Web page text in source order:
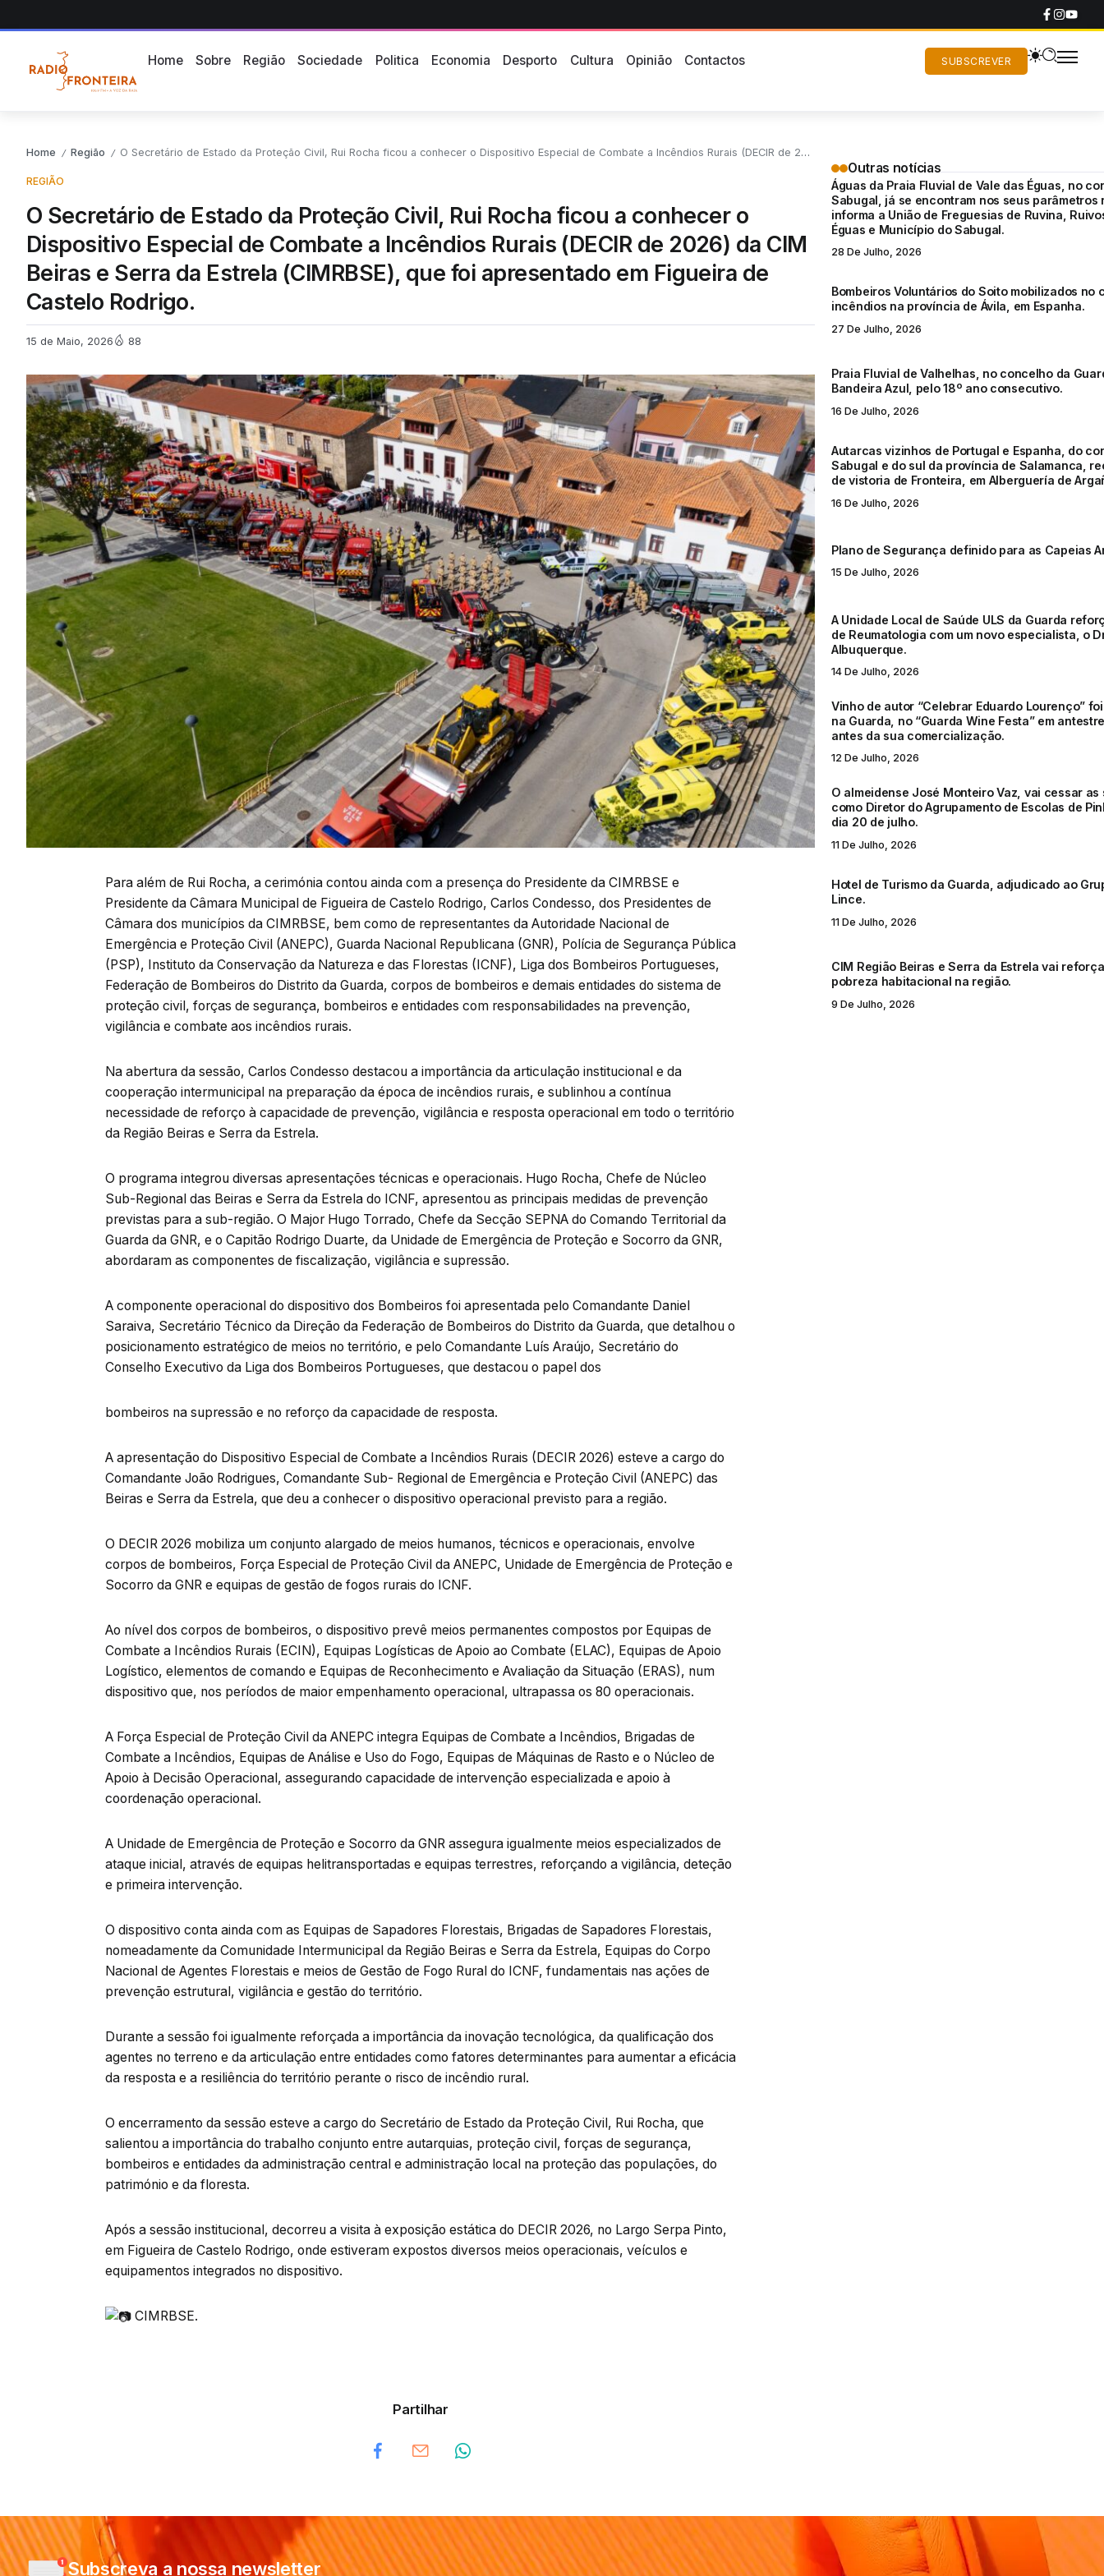
Home Sobre Região Sociedade Politica Economia Desporto Cultura Opinião Contactos SUBSCREVER
Home / Região / O Secretário de Estado da Proteção Civil, Rui Rocha ficou a conhecer o Dispositivo Especial de Combate a Incêndios Rurais (DECIR de 2026) da CIM Beiras e Serra da Estrela (CIMRBSE), que foi apresentado em Figueira de Castelo Rodrigo.
REGIÃO
O Secretário de Estado da Proteção Civil, Rui Rocha ficou a conhecer o
Dispositivo Especial de Combate a Incêndios Rurais (DECIR de 2026) da CIM
Beiras e Serra da Estrela (CIMRBSE), que foi apresentado em Figueira de
Castelo Rodrigo.
15 de Maio, 2026 88
Para além de Rui Rocha, a cerimónia contou ainda com a presença do Presidente da CIMRBSE e
Presidente da Câmara Municipal de Figueira de Castelo Rodrigo, Carlos Condesso, dos Presidentes de
Câmara dos municípios da CIMRBSE, bem como de representantes da Autoridade Nacional de
Emergência e Proteção Civil (ANEPC), Guarda Nacional Republicana (GNR), Polícia de Segurança Pública
(PSP), Instituto da Conservação da Natureza e das Florestas (ICNF), Liga dos Bombeiros Portugueses,
Federação de Bombeiros do Distrito da Guarda, corpos de bombeiros e demais entidades do sistema de
proteção civil, forças de segurança, bombeiros e entidades com responsabilidades na prevenção,
vigilância e combate aos incêndios rurais.
Na abertura da sessão, Carlos Condesso destacou a importância da articulação institucional e da
cooperação intermunicipal na preparação da época de incêndios rurais, e sublinhou a contínua
necessidade de reforço à capacidade de prevenção, vigilância e resposta operacional em todo o território
da Região Beiras e Serra da Estrela.
O programa integrou diversas apresentações técnicas e operacionais. Hugo Rocha, Chefe de Núcleo
Sub-Regional das Beiras e Serra da Estrela do ICNF, apresentou as principais medidas de prevenção
previstas para a sub-região. O Major Hugo Torrado, Chefe da Secção SEPNA do Comando Territorial da
Guarda da GNR, e o Capitão Rodrigo Duarte, da Unidade de Emergência de Proteção e Socorro da GNR,
abordaram as componentes de fiscalização, vigilância e supressão.
A componente operacional do dispositivo dos Bombeiros foi apresentada pelo Comandante Daniel
Saraiva, Secretário Técnico da Direção da Federação de Bombeiros do Distrito da Guarda, que detalhou o
posicionamento estratégico de meios no território, e pelo Comandante Luís Araújo, Secretário do
Conselho Executivo da Liga dos Bombeiros Portugueses, que destacou o papel dos
bombeiros na supressão e no reforço da capacidade de resposta.
A apresentação do Dispositivo Especial de Combate a Incêndios Rurais (DECIR 2026) esteve a cargo do
Comandante João Rodrigues, Comandante Sub- Regional de Emergência e Proteção Civil (ANEPC) das
Beiras e Serra da Estrela, que deu a conhecer o dispositivo operacional previsto para a região.
O DECIR 2026 mobiliza um conjunto alargado de meios humanos, técnicos e operacionais, envolve
corpos de bombeiros, Força Especial de Proteção Civil da ANEPC, Unidade de Emergência de Proteção e
Socorro da GNR e equipas de gestão de fogos rurais do ICNF.
Ao nível dos corpos de bombeiros, o dispositivo prevê meios permanentes compostos por Equipas de
Combate a Incêndios Rurais (ECIN), Equipas Logísticas de Apoio ao Combate (ELAC), Equipas de Apoio
Logístico, elementos de comando e Equipas de Reconhecimento e Avaliação da Situação (ERAS), num
dispositivo que, nos períodos de maior empenhamento operacional, ultrapassa os 80 operacionais.
A Força Especial de Proteção Civil da ANEPC integra Equipas de Combate a Incêndios, Brigadas de
Combate a Incêndios, Equipas de Análise e Uso do Fogo, Equipas de Máquinas de Rasto e o Núcleo de
Apoio à Decisão Operacional, assegurando capacidade de intervenção especializada e apoio à
coordenação operacional.
A Unidade de Emergência de Proteção e Socorro da GNR assegura igualmente meios especializados de
ataque inicial, através de equipas helitransportadas e equipas terrestres, reforçando a vigilância, deteção
e primeira intervenção.
O dispositivo conta ainda com as Equipas de Sapadores Florestais, Brigadas de Sapadores Florestais,
nomeadamente da Comunidade Intermunicipal da Região Beiras e Serra da Estrela, Equipas do Corpo
Nacional de Agentes Florestais e meios de Gestão de Fogo Rural do ICNF, fundamentais nas ações de
prevenção estrutural, vigilância e gestão do território.
Durante a sessão foi igualmente reforçada a importância da inovação tecnológica, da qualificação dos
agentes no terreno e da articulação entre entidades como fatores determinantes para aumentar a eficácia
da resposta e a resiliência do território perante o risco de incêndio rural.
O encerramento da sessão esteve a cargo do Secretário de Estado da Proteção Civil, Rui Rocha, que
salientou a importância do trabalho conjunto entre autarquias, proteção civil, forças de segurança,
bombeiros e entidades da administração central e administração local na proteção das populações, do
património e da floresta.
Após a sessão institucional, decorreu a visita à exposição estática do DECIR 2026, no Largo Serpa Pinto,
em Figueira de Castelo Rodrigo, onde estiveram expostos diversos meios operacionais, veículos e
equipamentos integrados no dispositivo.
CIMRBSE.
Partilhar
Outras notícias
Águas da Praia Fluvial de Vale das Éguas, no
Sabugal, já se encontram nos seus parâmetros
informa a União de Freguesias de Ruvina,
Éguas e Município do Sabugal.
28 De Julho, 2026
Bombeiros Voluntários do Soito mobilizados no
incêndios na província de Ávila, em Espanha.
27 De Julho, 2026
Praia Fluvial de Valhelhas, no concelho da
Bandeira Azul, pelo 18º ano consecutivo.
16 De Julho, 2026
Autarcas vizinhos de Portugal e Espanha, do
Sabugal e do sul da província de Salamanca,
de vistoria de Fronteira, em Alberguería de
16 De Julho, 2026
Plano de Segurança definido para as Capeias
15 De Julho, 2026
A Unidade Local de Saúde ULS da Guarda
de Reumatologia com um novo especialista, o
Albuquerque.
14 De Julho, 2026
Vinho de autor “Celebrar Eduardo Lourenço”
na Guarda, no “Guarda Wine Festa” em
antes da sua comercialização.
12 De Julho, 2026
O almeidense José Monteiro Vaz, vai cessar
como Diretor do Agrupamento de Escolas de
dia 20 de julho.
11 De Julho, 2026
Hotel de Turismo da Guarda, adjudicado ao
Lince.
11 De Julho, 2026
CIM Região Beiras e Serra da Estrela vai
pobreza habitacional na região.
9 De Julho, 2026
Subscreva a nossa newsletter